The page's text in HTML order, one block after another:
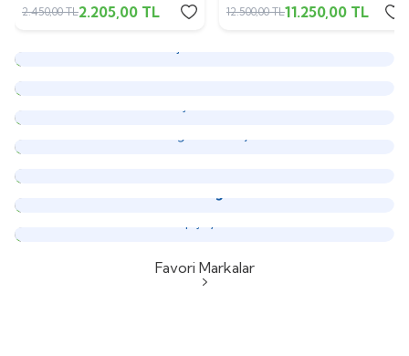
2.450,00TL2.205,00 TL
12.500,00TL11.250,00 TL
Favori Markalar